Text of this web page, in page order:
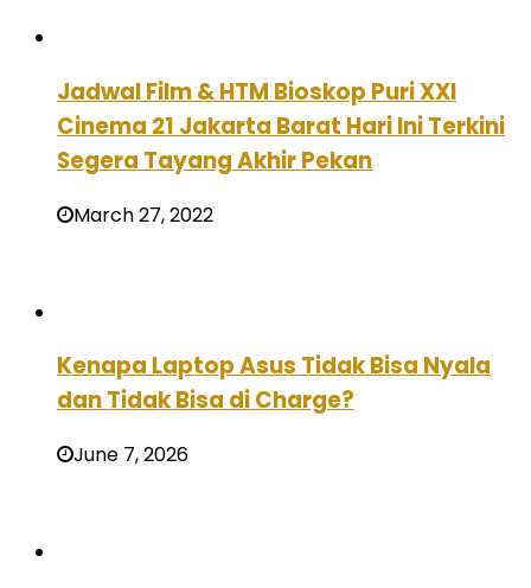
Jadwal Film & HTM Bioskop Puri XXI
Cinema 21 Jakarta Barat Hari Ini Terkini
Segera Tayang Akhir Pekan
March 27, 2022
Kenapa Laptop Asus Tidak Bisa Nyala
dan Tidak Bisa di Charge?
June 7, 2026